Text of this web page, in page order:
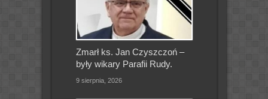
Zmarł ks. Jan Czyszczoń –
były wikary Parafii Rudy.
9 sierpnia, 2026